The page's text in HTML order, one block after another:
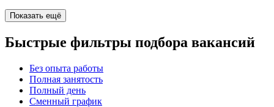
Показать ещё
Быстрые фильтры подбора вакансий
Без опыта работы
Полная занятость
Полный день
Сменный график